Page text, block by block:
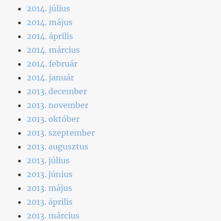
2014. július
2014. május
2014. április
2014. március
2014. február
2014. január
2013. december
2013. november
2013. október
2013. szeptember
2013. augusztus
2013. július
2013. június
2013. május
2013. április
2013. március